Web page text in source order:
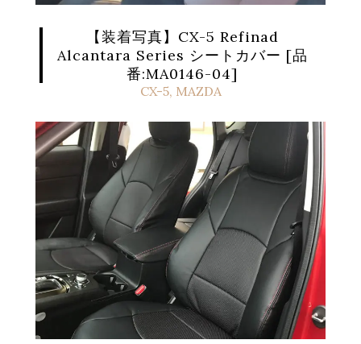
【装着写真】CX-5 Refinad
Alcantara Series シートカバー [品
番:MA0146-04]
CX-5, MAZDA